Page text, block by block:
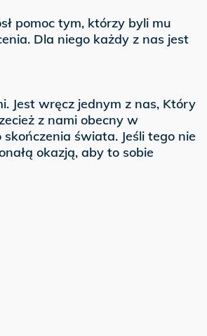
pomoc tym, którzy byli mu
Dla niego każdy z nas jest
Jest wręcz jednym z nas, Który
z nami obecny w
świata. Jeśli tego nie
okazją, aby to sobie